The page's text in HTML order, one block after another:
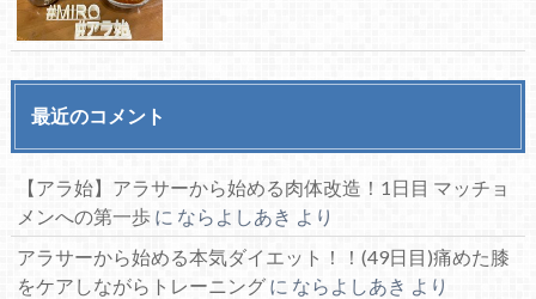
最近のコメント
【アラ始】アラサーから始める肉体改造！1日目 マッチョ
メンへの第一歩に ならよしあき より
アラサーから始める本気ダイエット！！(49日目)痛めた膝
をケアしながらトレーニングに ならよしあき より